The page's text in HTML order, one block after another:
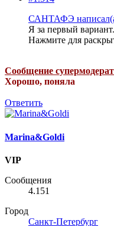
САНТАФЭ
Я за первый вариант.
Нажмите для
Сообщение
Хорошо, поняла
Ответить
Marina&Goldi
VIP
Сообщения
4.151
Город
Санкт-Петербург